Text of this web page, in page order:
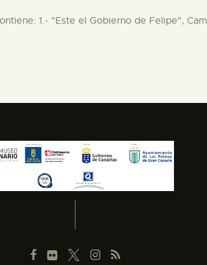
1.- "Este el Gobierno de Felipe",